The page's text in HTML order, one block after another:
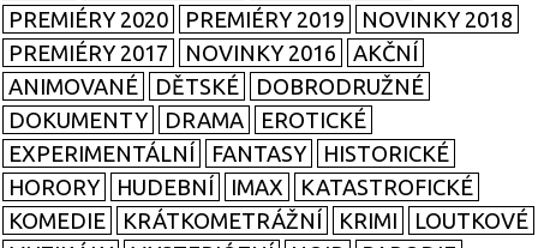
PREMIÉRY 2020
PREMIÉRY 2019
NOVINKY 2018
PREMIÉRY 2017
NOVINKY 2016
AKČNÍ
ANIMOVANÉ
DĚTSKÉ
DOBRODRUŽNÉ
DOKUMENTY
DRAMA
EROTICKÉ
EXPERIMENTÁLNÍ
FANTASY
HISTORICKÉ
HORORY
HUDEBNÍ IMAX
KATASTROFICKÉ
KOMEDIE
KRÁTKOMETRÁŽNÍ KRIMI
LOUTKOVÉ